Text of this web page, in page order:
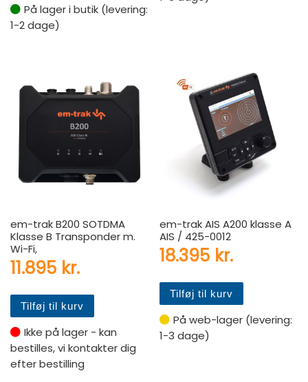
På lager i butik (levering:
1-2 dage)
em-trak B200 SOTDMA
Klasse B Transponder m.
Wi-Fi,
11.895 kr.
Tilføj til kurv
Ikke på lager - kan
bestilles, vi kontakter dig
efter bestilling
em-trak AIS A200 klasse A
AIS / 425-0012
18.395 kr.
Tilføj til kurv
På web-lager (levering:
1-3 dage)